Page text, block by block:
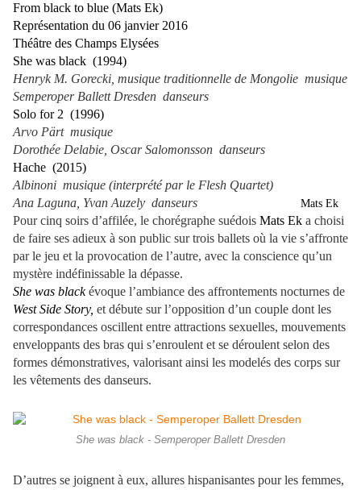
From black to blue (Mats Ek)
Représentation du 06 janvier 2016
Théâtre des Champs Elysées
She was black (1994)
Henryk M. Gorecki, musique traditionnelle de Mongolie musique
Semperoper Ballett Dresden danseurs
Solo for 2 (1996)
Arvo Pärt musique
Dorothée Delabie, Oscar Salomonsson danseurs
Hache (2015)
Albinoni musique (interprété par le Flesh Quartet)
Ana Laguna, Yvan Auzely danseurs
Mats Ek
Pour cinq soirs d’affilée, le chorégraphe suédois Mats Ek a choisi
de faire ses adieux à son public sur trois ballets où la vie s’affronte
par le jeu et la provocation de l’autre, avec la conscience qu’un
mystère indéfinissable la dépasse.
She was blackévoque l’ambiance des affrontements nocturnes de
West Side Story, et débute sur l’opposition d’un couple dont les
correspondances oscillent entre attractions sexuelles, mouvements
enveloppants des bras qui s’enroulent et se déroulent selon des
formes démonstratives, valorisant ainsi les modelés des corps sur
les vêtements des danseurs.
She was black - Semperoper Ballett Dresden
D’autres se joignent à eux, allures hispanisantes pour les femmes,